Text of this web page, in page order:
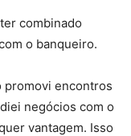
combinado
o banqueiro.
promovi encontros
negócios com o
vantagem. Isso